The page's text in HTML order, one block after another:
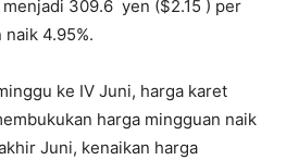
menjadi 309.6 yen ($2.15 ) per
4.95%.
ke IV Juni, harga karet
harga mingguan naik
Juni, kenaikan harga